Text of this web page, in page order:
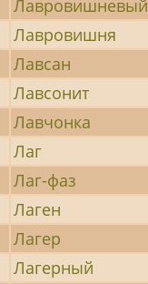
Лавровишневый
Лавровишня
Лавсан
Лавсонит
Лавчонка
Лаг
Лаг-фаз
Лаген
Лагер
Лагерный